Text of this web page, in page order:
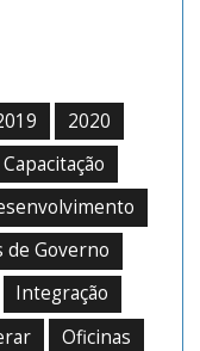
2020
Capacitação
de Governo
Integração
Oficinas